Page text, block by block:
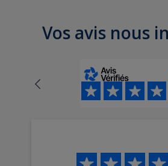
Vos avis nous